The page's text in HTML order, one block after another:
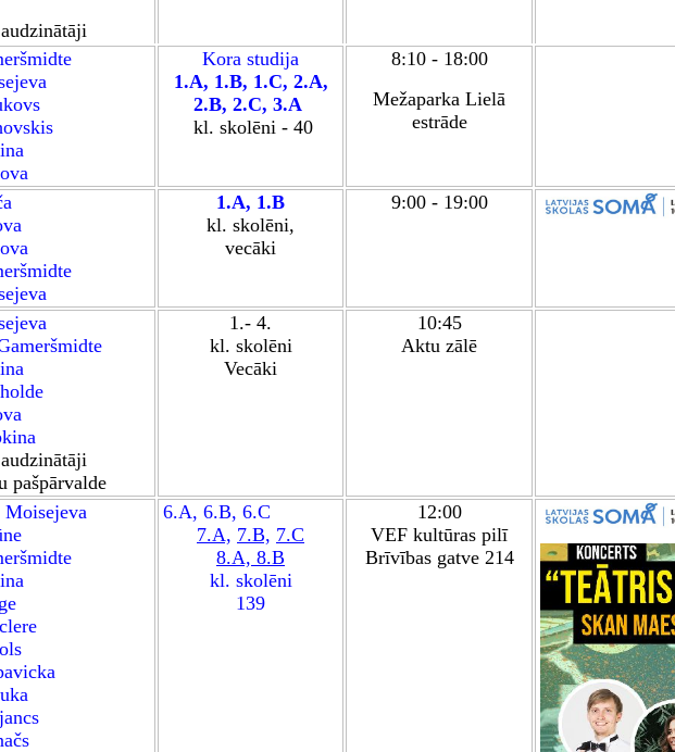
Kora studija
1.A, 1.B, 1.C, 2.A,
2.B, 2.C, 3.A
kl. skolēni - 40
8:10 - 18:00
Mežaparka Lielā
estrāde
1.A, 1.B
kl. skolēni,
vecāki
9:00 - 19:00
pašpārvalde
1.- 4.
kl. skolēni
Vecāki
10:45
Aktu zālē
Moisejeva
6.A, 6.B, 6.C
7.A, 7.B, 7.C
8.A, 8.B
kl. skolēni
139
12:00
VEF kultūras pilī
Brīvības gatve 214